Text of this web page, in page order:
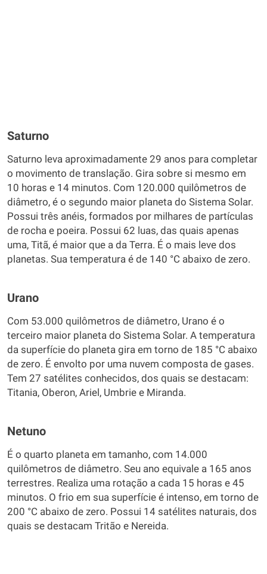
Saturno
Saturno leva aproximadamente 29 anos para completar
o movimento de translação. Gira sobre si mesmo em
10 horas e 14 minutos. Com 120.000 quilômetros de
diâmetro, é o segundo maior planeta do Sistema Solar.
Possui três anéis, formados por milhares de partículas
de rocha e poeira. Possui 62 luas, das quais apenas
uma, Titã, é maior que a da Terra. É o mais leve dos
planetas. Sua temperatura é de 140 °C abaixo de zero.
Urano
Com 53.000 quilômetros de diâmetro, Urano é o
terceiro maior planeta do Sistema Solar. A temperatura
da superfície do planeta gira em torno de 185 °C abaixo
de zero. É envolto por uma nuvem composta de gases.
Tem 27 satélites conhecidos, dos quais se destacam:
Titania, Oberon, Ariel, Umbrie e Miranda.
Netuno
É o quarto planeta em tamanho, com 14.000
quilômetros de diâmetro. Seu ano equivale a 165 anos
terrestres. Realiza uma rotação a cada 15 horas e 45
minutos. O frio em sua superfície é intenso, em torno de
200 °C abaixo de zero. Possui 14 satélites naturais, dos
quais se destacam Tritão e Nereida.